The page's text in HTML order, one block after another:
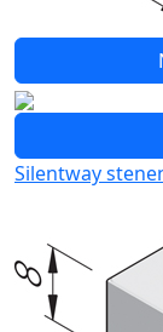
Silentway